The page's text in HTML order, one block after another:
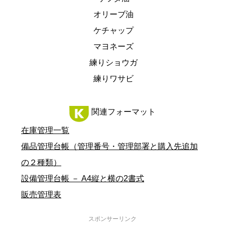
オリーブ油
ケチャップ
マヨネーズ
練りショウガ
練りワサビ
関連フォーマット
在庫管理一覧
備品管理台帳（管理番号・管理部署と購入先追加
の２種類）
設備管理台帳 － A4縦と横の2書式
販売管理表
スポンサーリンク